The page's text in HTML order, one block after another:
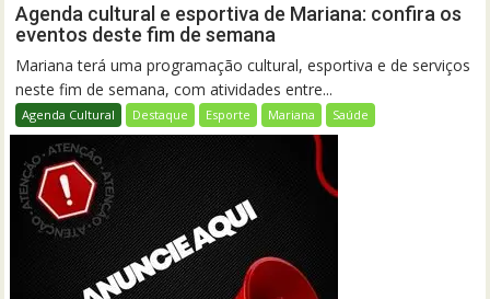
Agenda cultural e esportiva de Mariana: confira os
eventos deste fim de semana
Mariana terá uma programação cultural, esportiva e de serviços
neste fim de semana, com atividades entre...
Agenda Cultural Destaque Esporte Mariana Saúde